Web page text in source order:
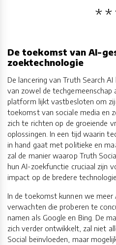
De toekomst van AI-
zoektechnologie
De lancering van Truth Search
van zowel de
platform lijkt vastbesloten om
toekomst van sociale media en
zich te richten op de groeiende
oplossingen. In een tijd waarin
in hand gaat met politieke en
zal de manier waarop Truth
hun AI-zoekfunctie cruciaal zijn
impact op de bredere
In de toekomst kunnen we meer
verwachten die proberen te
namen als Google en Bing. De
zich verder ontwikkelt, zal niet
Social beïnvloeden, maar